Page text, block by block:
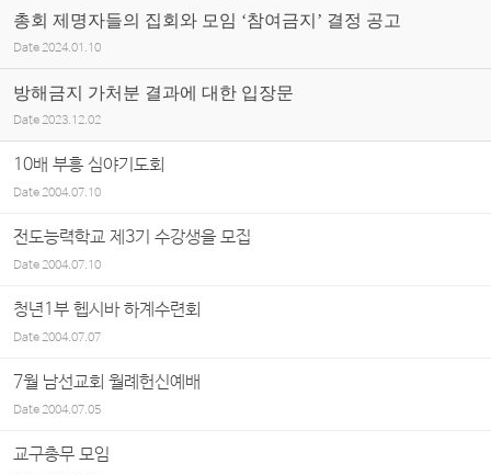
총회 제명자들의 집회와 모임 ‘참여금지’ 결정 공고
Date 2024.01.10
방해금지 가처분 결과에 대한 입장문
Date 2023.12.02
10배 부흥 심야기도회
Date2004.07.10
전도능력학교 제3기 수강생을 모집
Date2004.07.10
청년1부 헵시바 하계수련회
Date2004.07.07
7월 남선교회 월례헌신예배
Date2004.07.05
교구총무 모임